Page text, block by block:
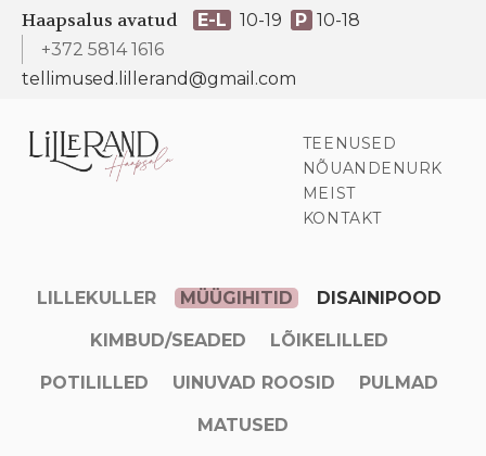
Haapsalus avatud E-L 10-19 P 10-18
+372 5814 1616
tellimused.lillerand@gmail.com
TEENUSED
NÕUANDENURK
MEIST
KONTAKT
LILLEKULLER MÜÜGIHITID DISAINIPOOD
KIMBUD/SEADED LÕIKELILLED
POTILILLED UINUVAD ROOSID PULMAD
MATUSED